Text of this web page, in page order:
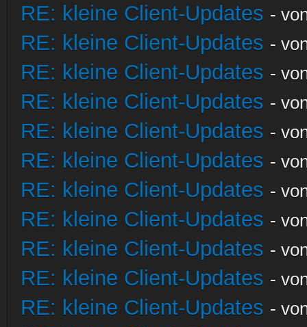
RE: kleine Client-Updates -
RE: kleine Client-Updates -
RE: kleine Client-Updates -
RE: kleine Client-Updates -
RE: kleine Client-Updates -
RE: kleine Client-Updates -
RE: kleine Client-Updates -
RE: kleine Client-Updates -
RE: kleine Client-Updates -
RE: kleine Client-Updates -
RE: kleine Client-Updates -